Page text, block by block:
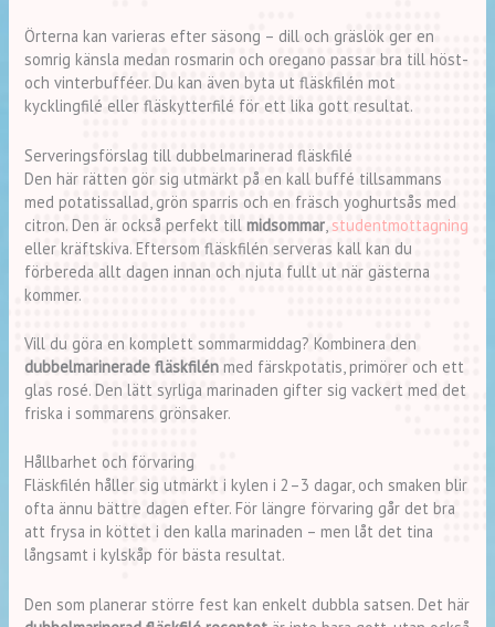
Örterna kan varieras efter säsong – dill och gräslök ger en
somrig känsla medan rosmarin och oregano passar bra till höst-
och vinterbufféer. Du kan även byta ut fläskfilén mot
kycklingfilé eller fläskytterfilé för ett lika gott resultat.
Serveringsförslag till dubbelmarinerad fläskfilé
Den här rätten gör sig utmärkt på en kall buffé tillsammans
med potatissallad, grön sparris och en fräsch yoghurtsås med
citron. Den är också perfekt tillmidsommar studentmottagning
eller kräftskiva. Eftersom fläskfilén serveras kall kan du
förbereda allt dagen innan och njuta fullt ut när gästerna
kommer.
Vill du göra en komplett sommarmiddag? Kombinera den
dubbelmarinerade fläskfilén med färskpotatis, primörer och ett
glas rosé. Den lätt syrliga marinaden gifter sig vackert med det
friska i sommarens grönsaker.
Hållbarhet och förvaring
Fläskfilén håller sig utmärkt i kylen i 2–3 dagar, och smaken blir
ofta ännu bättre dagen efter. För längre förvaring går det bra
att frysa in köttet i den kalla marinaden – men låt det tina
långsamt i kylskåp för bästa resultat.
Den som planerar större fest kan enkelt dubbla satsen. Det här